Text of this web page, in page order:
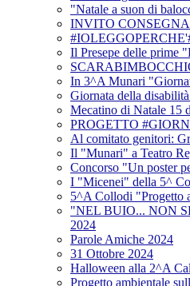
"Natale a suon di
INVITO
Il Presepe delle prime
In 3^A Munari
Giornata della
Mecatino di Natale 15
PROGETTO
Al comitato genitori:
Il "Munari" a Teatro
Concorso "Un poster
I "Micenei" della 5^
5^A Collodi "Progetto
"NEL BUIO... NON
2024
Parole Amiche 2024
31 Ottobre 2024
Halloween alla 2^A
Progetto ambientale